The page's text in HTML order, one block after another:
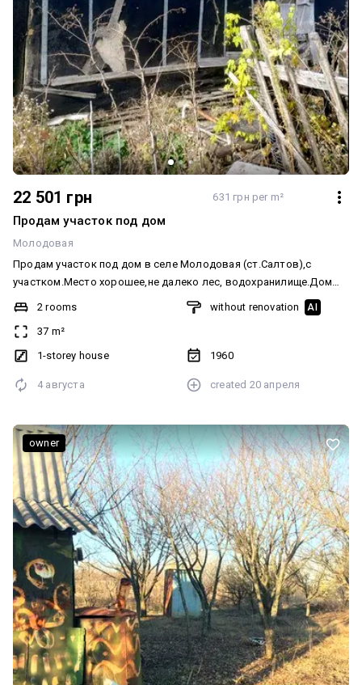
22 501 грн 631 грн per m²
Продам участок под дом
Молодовая
Продам участок под дом в селе Молодовая (ст.Салтов),с
участком.Место хорошее,не далеко лес, водохранилище.Дом
после замыкания сгорел Додатково: Санвузол: У дворі. Система
2 rooms
37 m²
1-storey house
without renovation AI
1960
4 августа created 20 апреля
owner